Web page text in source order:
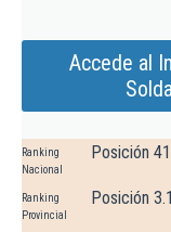
Accede al
Ranking
Nacional
Posición
Ranking
Provincial
Posición